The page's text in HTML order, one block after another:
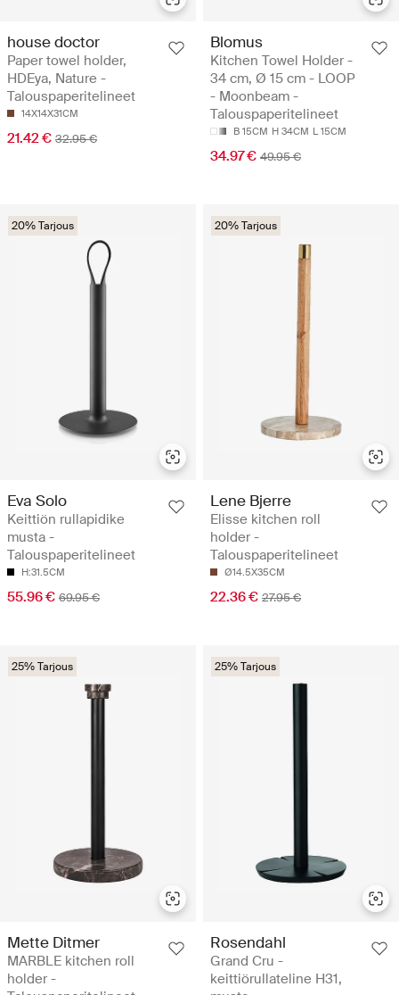
house doctor
Paper towel holder,
HDEya, Nature -
Talouspaperitelineet
14X14X31CM
21.42 € 32.95 €
Blomus
Kitchen Towel Holder -
34 cm, Ø 15 cm - LOOP
- Moonbeam -
Talouspaperitelineet
B 15CM H 34CM L 15CM
34.97 € 49.95 €
20% Tarjous
Eva Solo
Keittiön rullapidike
musta -
Talouspaperitelineet
H:31.5CM
55.96 € 69.95 €
20% Tarjous
Lene Bjerre
Elisse kitchen roll
holder -
Talouspaperitelineet
Ø14.5X35CM
22.36 € 27.95 €
25% Tarjous
Mette Ditmer
MARBLE kitchen roll
holder -
25% Tarjous
Rosendahl
Grand Cru -
keittiörullateline H31,